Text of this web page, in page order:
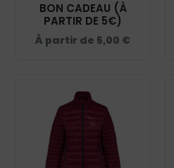
BON CADEAU (À
PARTIR DE 5€)
À partir de 5,00 €